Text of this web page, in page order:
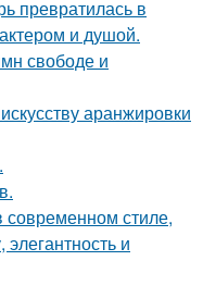
превратилась в
и душой.
свободе и
аранжировки
стиле,
элегантность и